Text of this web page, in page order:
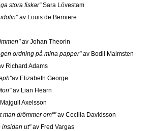
stora fiskar"Sara Lövestam
av Louis de Berniere
av Johan Theorin
ordning på mina papper"av Bodil Malmsten
Richard Adams
av Elizabeth George
av Lian Hearn
Axelsson
man drömmer om""av Cecilia Davidsson
insidan ut"av Fred Vargas